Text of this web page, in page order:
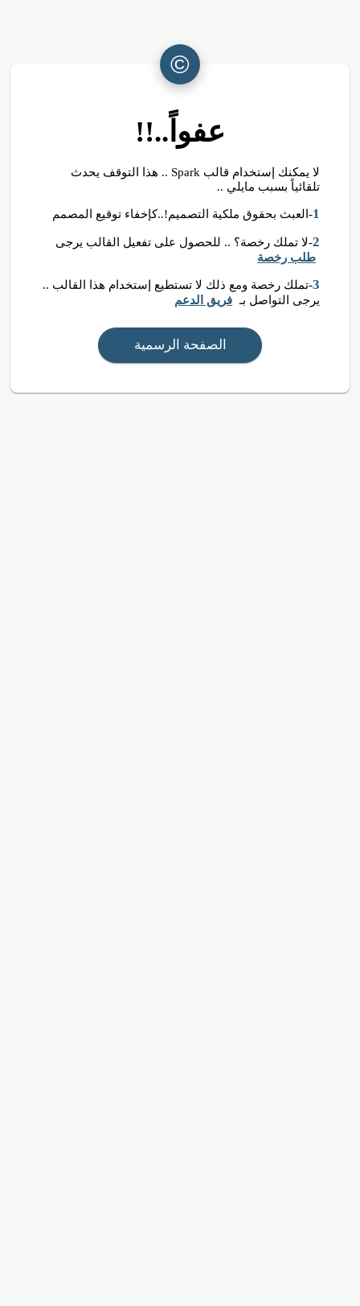
©
عفواً..!!
لا يمكنك إستخدام قالب Spark .. هذا التوقف يحدث
تلقائياً بسبب مايلي ..
1-العبث بحقوق ملكية التصميم!..كإخفاء توقيع المصمم
2-لا تملك رخصة؟ .. للحصول على تفعيل القالب يرجى
طلب رخصة
3-تملك رخصة ومع ذلك لا تستطيع إستخدام هذا القالب ..
يرجى التواصل بـ فريق الدعم
الصفحة الرسمية